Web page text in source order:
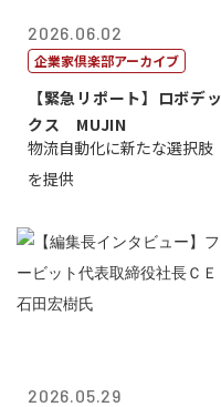
2026.06.02
企業家倶楽部アーカイブ
【緊急リポート】ロボデッ
クス MUJIN
物流自動化に新たな選択肢
を提供
2026.05.29